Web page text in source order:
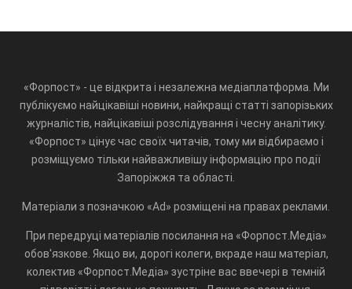
«Форпост» - це відкрита і незалежна медіаплатформа. Ми
публікуємо найцікавіші новини, найкращі статті запорізьких
журналістів, найцікавіші розслідування і чесну аналітику.
«Форпост» цінує час своїх читачів, тому ми відбираємо і
розміщуємо тільки найважливішу інформацію про події
Запоріжжя та області.
Матеріали з позначкою «Ad» розміщені на правах реклами.
При передруці матеріалів посилання на «Форпост.Медіа»
обов'язкове. Якщо ви, дорогі колеги, вкраде наш матеріал,
колектив «Форпост.Медіа» зустріне вас ввечері в темній